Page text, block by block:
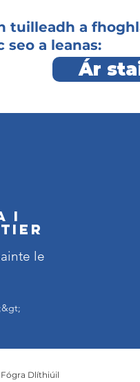
tuilleadh a
seo a leanas:
Ár
i
le
Fógra Dlíthiúil